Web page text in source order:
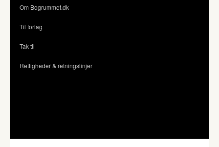
Om Bogrummet.dk
Til forlag
Tak til
Rettigheder & retningslinjer